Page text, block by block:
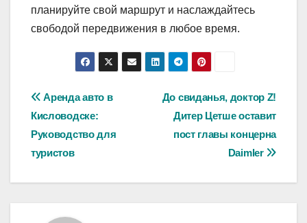
планируйте свой маршрут и наслаждайтесь
свободой передвижения в любое время.
Навигация
по
записям
До свиданья, доктор Z!
Дитер Цетше оставит
пост главы концерна
Daimler
Аренда авто в
Кисловодске:
Руководство для
туристов